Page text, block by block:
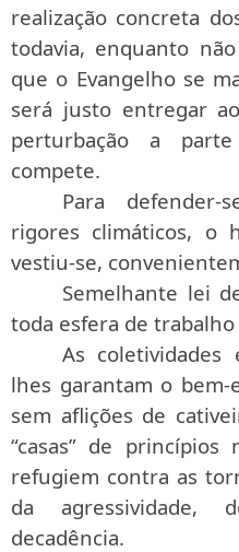
realização concreta
todavia, enquanto
que o Evangelho se
será justo entregar
perturbação a
compete.
Para
rigores climáticos, o
vestiu-se,
Semelhante lei
toda esfera de
As coletividades
lhes garantam o
sem aflições de
“casas” de
refugiem contra as
da agressividade,
decadência.